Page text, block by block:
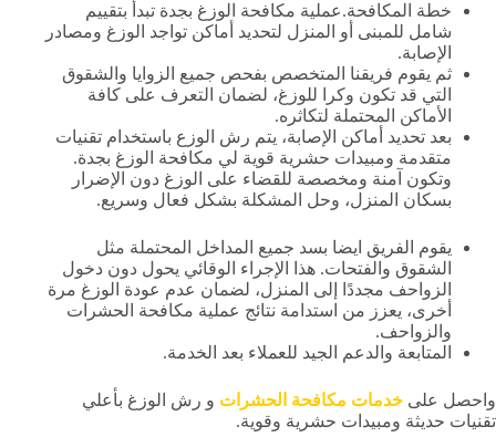
خطة المكافحة.عملية مكافحة الوزغ بجدة تبدأ بتقييم
شامل للمبنى أو المنزل لتحديد أماكن تواجد الوزغ ومصادر
الإصابة.
ثم يقوم فريقنا المتخصص بفحص جميع الزوايا والشقوق
التي قد تكون وكرا للوزغ، لضمان التعرف على كافة
الأماكن المحتملة لتكاثره.
بعد تحديد أماكن الإصابة، يتم رش الوزع باستخدام تقنيات
متقدمة ومبيدات حشرية قوية لي مكافحة الوزغ بجدة.
وتكون آمنة ومخصصة للقضاء على الوزغ دون الإضرار
بسكان المنزل، وحل المشكلة بشكل فعال وسريع.
يقوم الفريق ايضا بسد جميع المداخل المحتملة مثل
الشقوق والفتحات. هذا الإجراء الوقائي يحول دون دخول
الزواحف مجددًا إلى المنزل، لضمان عدم عودة الوزغ مرة
أخرى، يعزز من استدامة نتائج عملية مكافحة الحشرات
والزواحف.
المتابعة والدعم الجيد للعملاء بعد الخدمة.
واحصل على خدمات مكافحة الحشرات و رش الوزغ بأعلي
تقنيات حديثة ومبيدات حشرية وقوية.